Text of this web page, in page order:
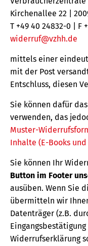
Kirchenallee 22 |
T +49 40 24832-0 | F
widerruf@vzhh.de
mittels einer
mit der Post
Entschluss, diesen
Sie können dafür das
verwenden, das
Muster-
Inhalte (E-Books
Sie können Ihr
Button im Footer
ausüben. Wenn Sie
übermitteln wir
Datenträger (z.B.
Widerrufserklärung